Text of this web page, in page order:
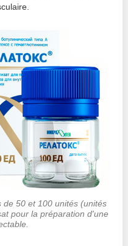
de 50 et 100 unités (unités
pour la préparation d'une